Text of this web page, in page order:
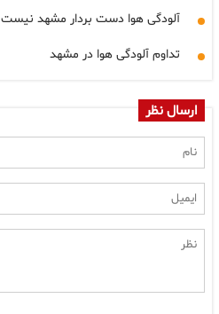
آلودگی هوا دست بردار مشهد نیست
تداوم آلودگی هوا در مشهد
ارسال نظر